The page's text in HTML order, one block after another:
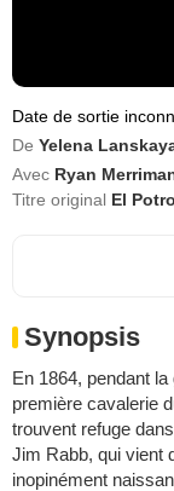
Date de sortie
De Yelena
Avec Ryan
Titre original El Potro
Synopsis
En 1864, pendant
première cavalerie
trouvent refuge
Jim Rabb, qui vient
inopinément